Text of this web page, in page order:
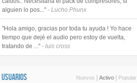
alguien lo pos..." - Lucho Phunx
"Hola amigo, gracias por toda tu ayuda ! Yo hace
tiempo que dejé el audio pero estoy de vuelta,
tratando de ..." - luis cross
USUARIOS Nuevos Activo Popular